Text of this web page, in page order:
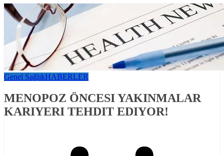
Genel SağlıkHABERLER
MENOPOZ ÖNCESI YAKINMALAR
KARIYERI TEHDIT EDIYOR!